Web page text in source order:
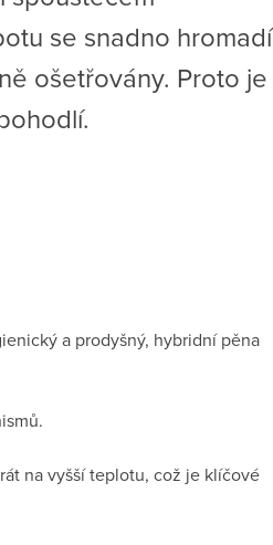
se snadno hromadí
ošetřovány. Proto je
a prodyšný, hybridní pěna
na vyšší teplotu, což je klíčové